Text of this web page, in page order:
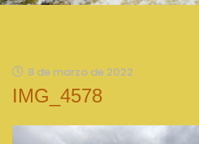
8 de marzo de 2022
IMG_4578